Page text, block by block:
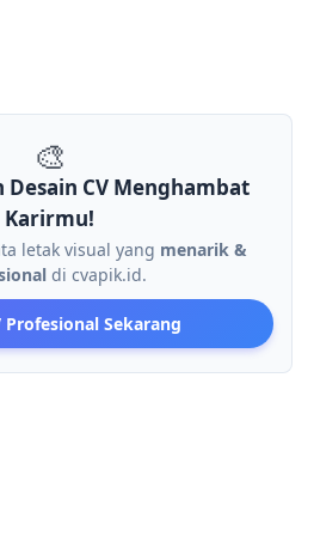
🎨
Desain CV Menghambat
Karirmu!
letak visual yang menarik &
di cvapik.id.
Profesional Sekarang